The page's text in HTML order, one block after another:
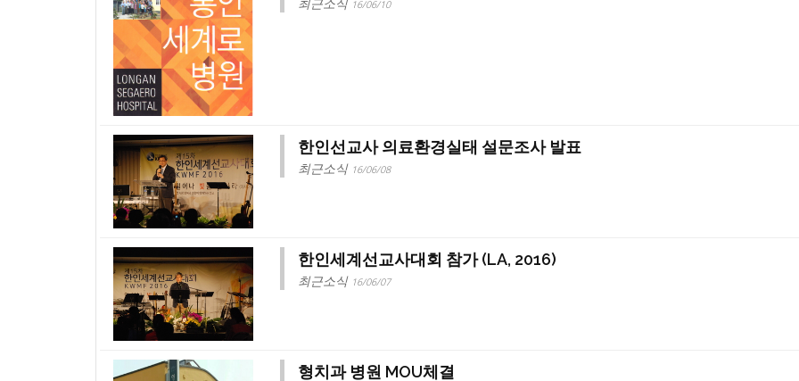
최근소식 16/06/10
한인선교사 의료환경실태 설문조사 발표
최근소식 16/06/08
한인세계선교사대회 참가 (LA, 2016)
최근소식 16/06/07
형치과 병원 MOU체결